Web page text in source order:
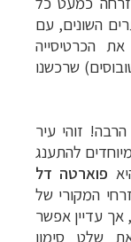
השונים, עם
הכרטיסייה
שרכשנו
זוהי עיר
להתענג
פוארטה דל
המקורי של
אך עדיין אפשר
שלט סימון